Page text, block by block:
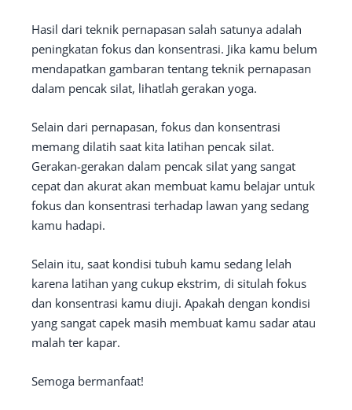
Hasil dari teknik pernapasan salah satunya adalah
peningkatan fokus dan konsentrasi. Jika kamu belum
mendapatkan gambaran tentang teknik pernapasan
dalam pencak silat, lihatlah gerakan yoga.
Selain dari pernapasan, fokus dan konsentrasi
memang dilatih saat kita latihan pencak silat.
Gerakan-gerakan dalam pencak silat yang sangat
cepat dan akurat akan membuat kamu belajar untuk
fokus dan konsentrasi terhadap lawan yang sedang
kamu hadapi.
Selain itu, saat kondisi tubuh kamu sedang lelah
karena latihan yang cukup ekstrim, di situlah fokus
dan konsentrasi kamu diuji. Apakah dengan kondisi
yang sangat capek masih membuat kamu sadar atau
malah ter kapar.
Semoga bermanfaat!